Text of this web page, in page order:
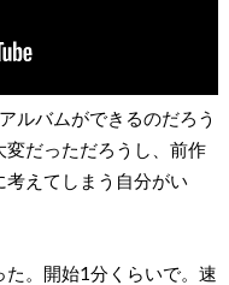
ルバムができるのだろう
変だっただろうし、前作
えてしまう自分がい
た。開始1分くらいで。速